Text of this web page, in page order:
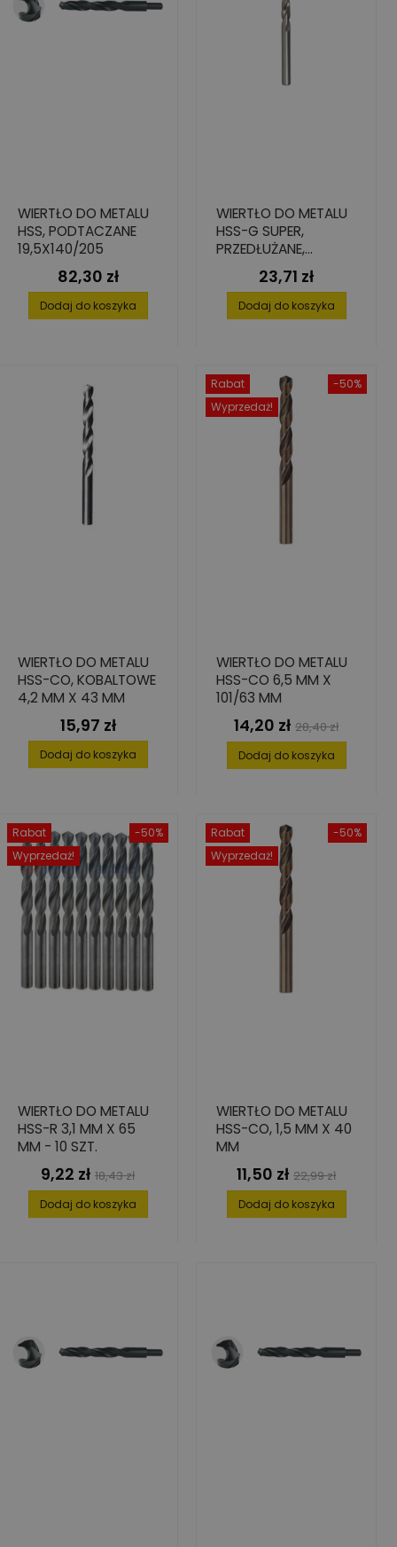
WIERTŁO DO METALU
HSS, PODTACZANE
19,5X140/205
Cena
82,30 zł
Dodaj do koszyka
WIERTŁO DO METALU
HSS-G SUPER,
PRZEDŁUŻANE,
8,0X109/165
Cena
23,71 zł
Dodaj do koszyka
WIERTŁO DO METALU
HSS-CO, KOBALTOWE
4,2 MM X 43 MM
Cena
15,97 zł
Dodaj do koszyka
-50%
Rabat
Wyprzedaż!
WIERTŁO DO METALU
HSS-CO 6,5 MM X
101/63 MM
Cena
14,20 zł Cena
podstawowa
28,40 zł
Dodaj do koszyka
-50%
Rabat
Wyprzedaż!
WIERTŁO DO METALU
HSS-R 3,1 MM X 65
MM - 10 SZT.
Cena
9,22 zł Cena
podstawowa
18,43 zł
Dodaj do koszyka
-50%
Rabat
Wyprzedaż!
WIERTŁO DO METALU
HSS-CO, 1,5 MM X 40
MM
Cena
11,50 zł Cena
podstawowa
22,99 zł
Dodaj do koszyka